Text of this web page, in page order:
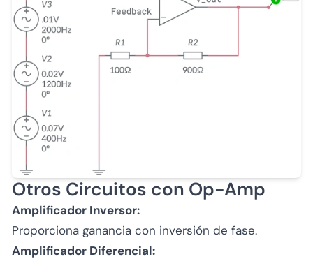
Otros Circuitos con Op-Amp
Amplificador Inversor:
Proporciona ganancia con inversión de fase.
Amplificador Diferencial: